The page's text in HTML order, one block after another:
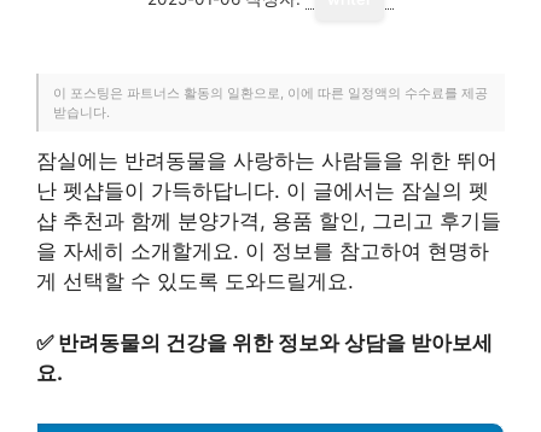
이 포스팅은 파트너스 활동의 일환으로, 이에 따른 일정액의 수수료를 제공
받습니다.
잠실에는 반려동물을 사랑하는 사람들을 위한 뛰어
난 펫샵들이 가득하답니다. 이 글에서는 잠실의 펫
샵 추천과 함께 분양가격, 용품 할인, 그리고 후기들
을 자세히 소개할게요. 이 정보를 참고하여 현명하
게 선택할 수 있도록 도와드릴게요.
✅ 반려동물의 건강을 위한 정보와 상담을 받아보세
요.